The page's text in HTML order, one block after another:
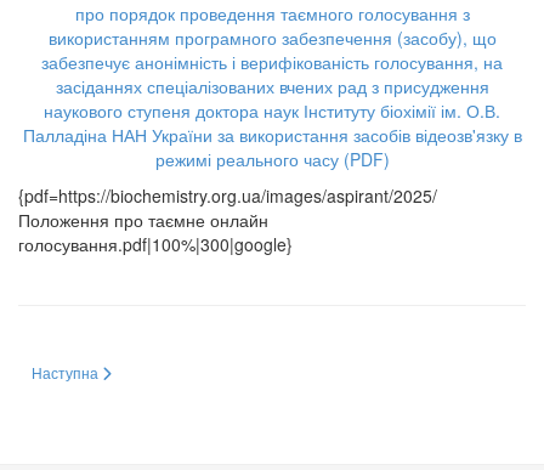
про порядок проведення таємного голосування з
використанням програмного забезпечення (засобу), що
забезпечує анонімність і верифікованість голосування, на
засіданнях спеціалізованих вчених рад з присудження
наукового ступеня доктора наук Інституту біохімії ім. О.В.
Палладіна НАН України за використання засобів відеозв'язку в
режимі реального часу (PDF)
{pdf=https://biochemistry.org.ua/images/aspirant/2025/
Положення про таємне онлайн
голосування.pdf|100%|300|google}
Наступна стаття: Засідання спеціалізованої вченої ради
Наступна